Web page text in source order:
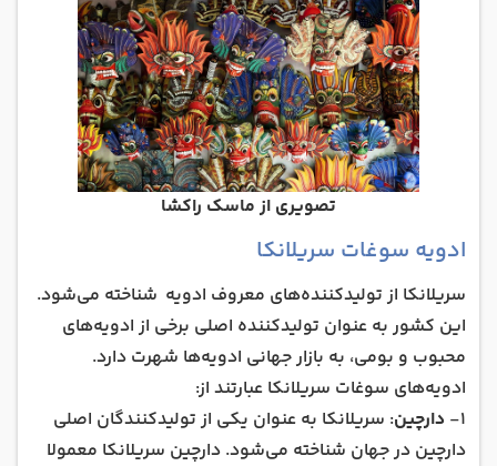
تصویری از ماسک راکشا
ادویه سوغات سریلانکا
سریلانکا از تولیدکننده‌های معروف ادویه شناخته می‌شود.
این کشور به عنوان تولیدکننده اصلی برخی از ادویه‌های
محبوب و بومی، به بازار جهانی ادویه‌ها شهرت دارد.
ادویه‌های سوغات سریلانکا عبارتند از:
۱- دارچین: سریلانکا به عنوان یکی از تولیدکنندگان اصلی
دارچین در جهان شناخته می‌شود. دارچین سریلانکا معمولا